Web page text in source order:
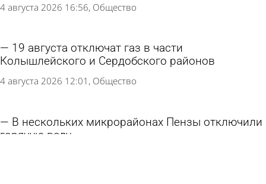
4 августа 2026 16:56 Общество
19 августа отключат газ в части
Колышлейского и Сердобского районов
4 августа 2026 12:01 Общество
В нескольких микрорайонах Пензы отключили
горячую воду